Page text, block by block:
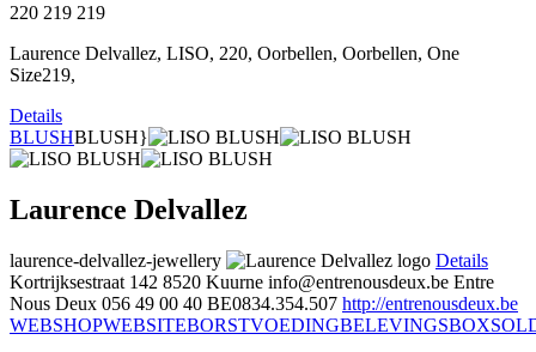
220 219 219
Laurence Delvallez, LISO, 220, Oorbellen, Oorbellen, One
Size219,
Details
BLUSHBLUSH}
Laurence Delvallez
laurence-delvallez-jewellery
Details
Kortrijksestraat 142 8520 Kuurne info@entrenousdeux.be Entre
Nous Deux 056 49 00 40 BE0834.354.507 http://entrenousdeux.be
WEBSHOPWEBSITEBORSTVOEDINGBELEVINGSBOX